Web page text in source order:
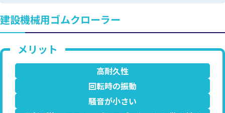
建設機械用ゴムクローラー
高耐久性
回転時の振動
騒音が小さい